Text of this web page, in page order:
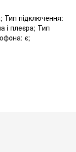
Тип підключення:
і плеєра; Тип
є;